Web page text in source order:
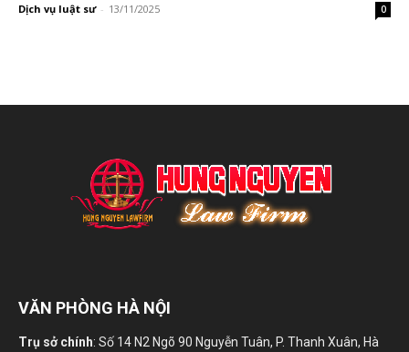
Dịch vụ luật sư - 13/11/2025 0
VĂN PHÒNG HÀ NỘI
Trụ sở chính: Số 14 N2 Ngõ 90 Nguyễn Tuân, P. Thanh Xuân, Hà